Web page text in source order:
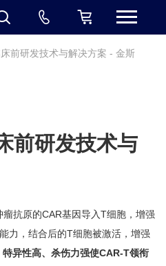
前研发技术与解决方案 - 金斯
前研发技术与
抗原的CAR基因导入T细胞，增强
力，结合后的T细胞被激活，增强
特异性高、杀伤力强使CAR-T领衔